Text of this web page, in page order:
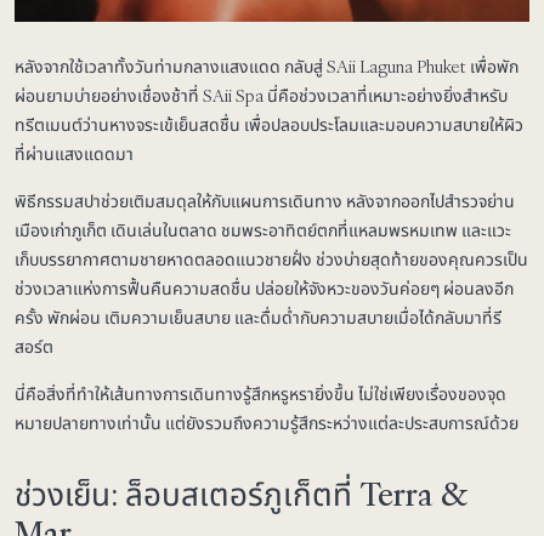
หลังจากใช้เวลาทั้งวันท่ามกลางแสงแดด กลับสู่ SAii Laguna Phuket เพื่อพัก
ผ่อนยามบ่ายอย่างเชื่องช้าที่ SAii Spa นี่คือช่วงเวลาที่เหมาะอย่างยิ่งสำหรับ
ทรีตเมนต์ว่านหางจระเข้เย็นสดชื่น เพื่อปลอบประโลมและมอบความสบายให้ผิว
ที่ผ่านแสงแดดมา
พิธีกรรมสปาช่วยเติมสมดุลให้กับแผนการเดินทาง หลังจากออกไปสำรวจย่าน
เมืองเก่าภูเก็ต เดินเล่นในตลาด ชมพระอาทิตย์ตกที่แหลมพรหมเทพ และแวะ
เก็บบรรยากาศตามชายหาดตลอดแนวชายฝั่ง ช่วงบ่ายสุดท้ายของคุณควรเป็น
ช่วงเวลาแห่งการฟื้นคืนความสดชื่น ปล่อยให้จังหวะของวันค่อยๆ ผ่อนลงอีก
ครั้ง พักผ่อน เติมความเย็นสบาย และดื่มด่ำกับความสบายเมื่อได้กลับมาที่รี
สอร์ต
นี่คือสิ่งที่ทำให้เส้นทางการเดินทางรู้สึกหรูหรายิ่งขึ้น ไม่ใช่เพียงเรื่องของจุด
หมายปลายทางเท่านั้น แต่ยังรวมถึงความรู้สึกระหว่างแต่ละประสบการณ์ด้วย
ช่วงเย็น: ล็อบสเตอร์ภูเก็ตที่ Terra &